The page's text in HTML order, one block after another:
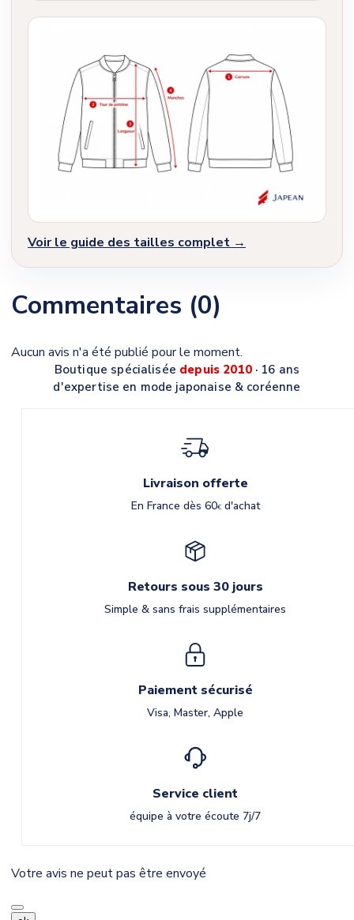
Voir le guide des tailles complet →
Commentaires (0)
Aucun avis n'a été publié pour le moment.
Boutique spécialisée depuis 2010· 16 ans
d'expertise en mode japonaise & coréenne
Livraison offerte
En France dès 60€d'achat
Retours sous 30 jours
Simple & sans frais supplémentaires
Paiement sécurisé
Visa, Master, Apple
Service client
équipe à votre écoute 7j/7
Votre avis ne peut pas être envoyé